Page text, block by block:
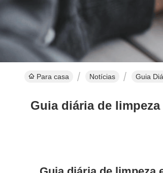
Para casa Notícias Guia
Guia diária de